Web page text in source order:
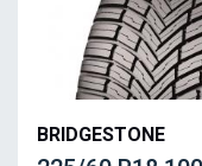
BRIDGESTONE